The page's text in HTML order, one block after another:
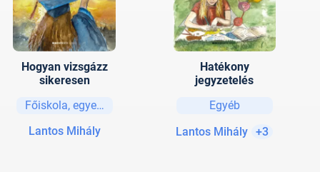
Hogyan vizsgázz
sikeresen
Főiskola, egyetem
Lantos Mihály
Hatékony
jegyzetelés
Egyéb
Lantos Mihály +3